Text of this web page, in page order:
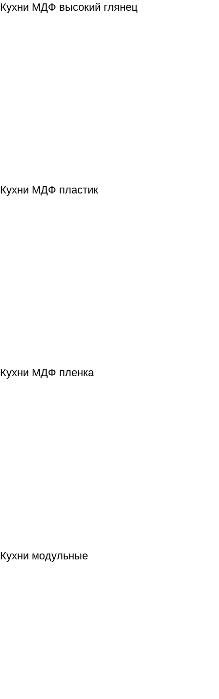
Кухни МДФ высокий глянец
Кухни МДФ пластик
Кухни МДФ пленка
Кухни модульные